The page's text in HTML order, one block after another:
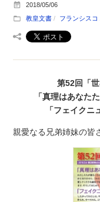
2018/05/06
教皇文書
フランシスコ
第52回「
「真理はあなた
「フェイクニ
親愛なる兄弟姉妹の皆